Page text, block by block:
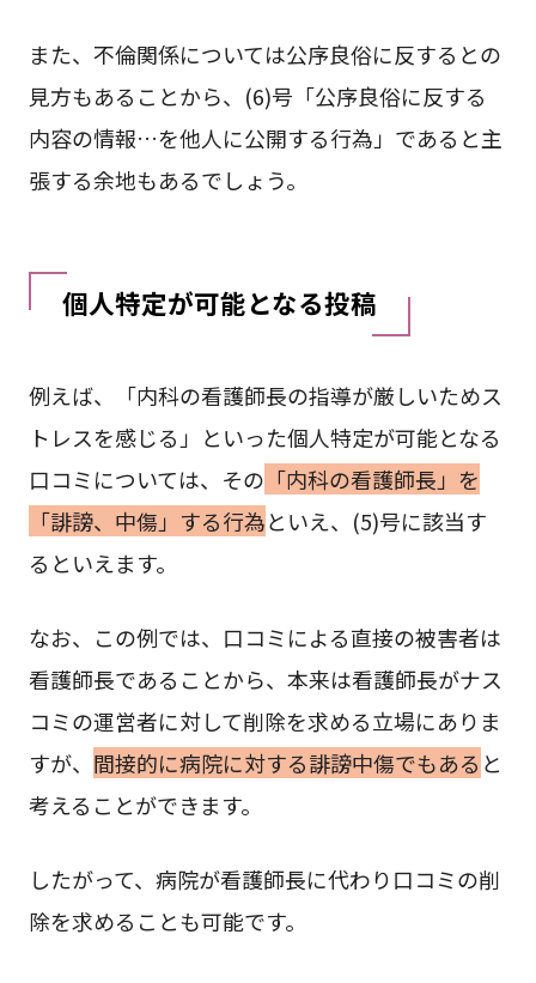
また、不倫関係については公序良俗に反するとの
見方もあることから、(6)号「公序良俗に反する
内容の情報…を他人に公開する行為」であると主
張する余地もあるでしょう。
個人特定が可能となる投稿
例えば、「内科の看護師長の指導が厳しいためス
トレスを感じる」といった個人特定が可能となる
口コミについては、その 「内科の看護師長」を
「誹謗、中傷」する行為といえ、(5)号に該当す
るといえます。
なお、この例では、口コミによる直接の被害者は
看護師長であることから、本来は看護師長がナス
コミの運営者に対して削除を求める立場にありま
すが、 間接的に病院に対する誹謗中傷でもある と
考えることができます。
したがって、病院が看護師長に代わり口コミの削
除を求めることも可能です。